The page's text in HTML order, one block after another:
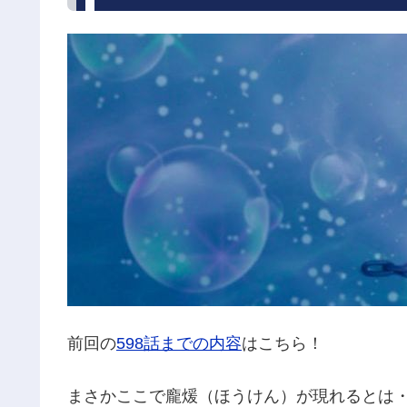
前回の598話までの内容はこちら！
まさかここで龐煖（ほうけん）が現れるとは